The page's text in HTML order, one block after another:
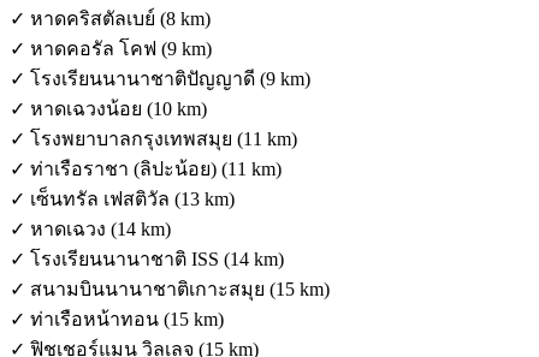
✓ หาดคริสตัลเบย์ (8 km)
✓ หาดคอรัล โคฟ (9 km)
✓ โรงเรียนนานาชาติปัญญาดี (9 km)
✓ หาดเฉวงน้อย (10 km)
✓ โรงพยาบาลกรุงเทพสมุย (11 km)
✓ ท่าเรือราชา (ลิปะน้อย) (11 km)
✓ เซ็นทรัล เฟสติวัล (13 km)
✓ หาดเฉวง (14 km)
✓ โรงเรียนนานาชาติ ISS (14 km)
✓ สนามบินนานาชาติเกาะสมุย (15 km)
✓ ท่าเรือหน้าทอน (15 km)
✓ ฟิชเชอร์แมน วิลเลจ (15 km)